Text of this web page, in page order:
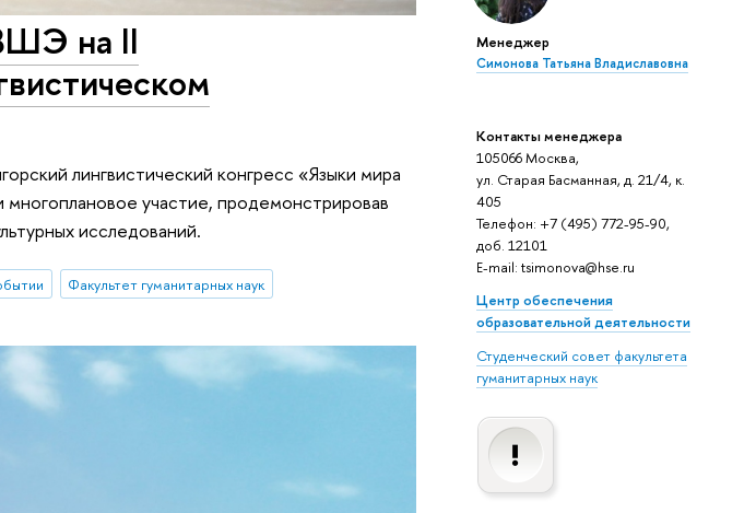
Менеджер
Симонова Татьяна Владиславовна
Контакты менеджера
105066 Москва,
ул. Старая Басманная, д. 21/4, к.
405
Телефон: +7 (495) 772-95-90,
доб. 12101
E-mail: tsimonova@hse.ru
Центр обеспечения
образовательной деятельности
Студенческий совет факультета
гуманитарных наук
на II
лингвистический конгресс «Языки мира
участие, продемонстрировав
исследований.
Факультет гуманитарных наук